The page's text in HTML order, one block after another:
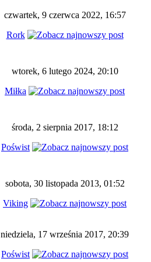
czwartek, 9 czerwca 2022, 16:57
Rork
wtorek, 6 lutego 2024, 20:10
Miłka
środa, 2 sierpnia 2017, 18:12
Poświst
sobota, 30 listopada 2013, 01:52
Viking
niedziela, 17 września 2017, 20:39
Poświst